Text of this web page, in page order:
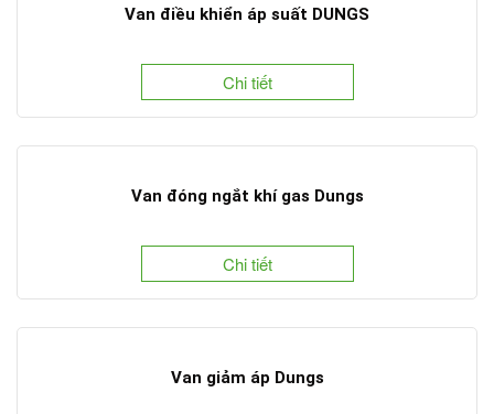
Van điều khiển áp suất DUNGS
Chi tiết
Van đóng ngắt khí gas Dungs
Chi tiết
Van giảm áp Dungs